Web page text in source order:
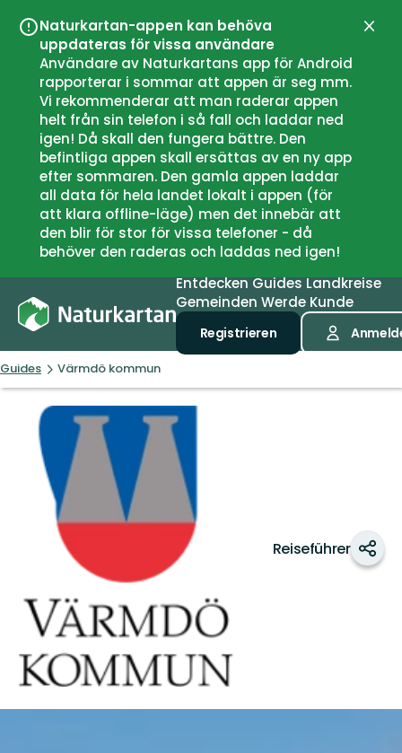
Naturkartan-appen kan behöva
uppdateras för vissa användare
Användare av Naturkartans app för Android
rapporterar i sommar att appen är seg mm.
Vi rekommenderar att man raderar appen
helt från sin telefon i så fall och laddar ned
igen! Då skall den fungera bättre. Den
befintliga appen skall ersättas av en ny app
efter sommaren. Den gamla appen laddar
all data för hela landet lokalt i appen (för
att klara offline-läge) men det innebär att
den blir för stor för vissa telefoner - då
behöver den raderas och laddas ned igen!
EntdeckenGuidesLandkreise
Gemeinden Werde Kunde
Registrieren
Guides Värmdö kommun
Reiseführer